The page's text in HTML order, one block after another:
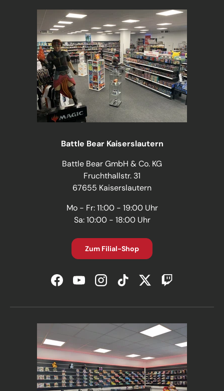
Battle Bear Kaiserslautern
Battle Bear GmbH & Co. KG
Fruchthallstr. 31
67655 Kaiserslautern
Mo - Fr: 11:00 - 19:00 Uhr
Sa: 10:00 - 18:00 Uhr
Zum Filial-Shop
FacebookYouTubeInstagramTikTokTwitterTwitch